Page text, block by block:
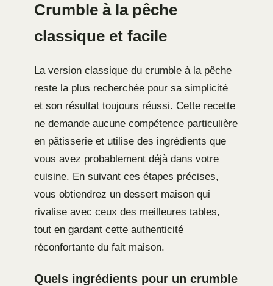
Crumble à la pêche
classique et facile
La version classique du crumble à la pêche
reste la plus recherchée pour sa simplicité
et son résultat toujours réussi. Cette recette
ne demande aucune compétence particulière
en pâtisserie et utilise des ingrédients que
vous avez probablement déjà dans votre
cuisine. En suivant ces étapes précises,
vous obtiendrez un dessert maison qui
rivalise avec ceux des meilleures tables,
tout en gardant cette authenticité
réconfortante du fait maison.
Quels ingrédients pour un crumble